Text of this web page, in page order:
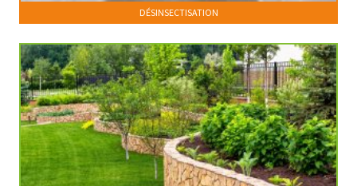
DÉSINSECTISATION